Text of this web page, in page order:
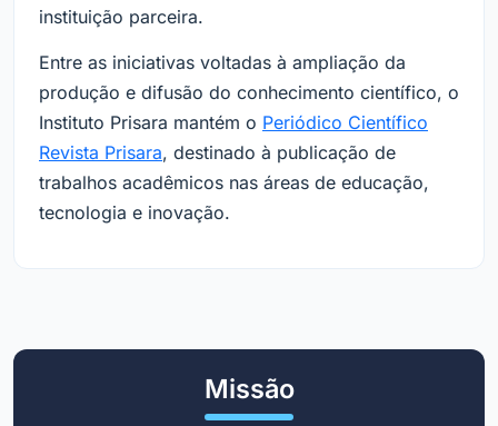
instituição parceira.
Entre as iniciativas voltadas à ampliação da
produção e difusão do conhecimento científico, o
Instituto Prisara mantém o Periódico Científico
Revista Prisara, destinado à publicação de
trabalhos acadêmicos nas áreas de educação,
tecnologia e inovação.
Missão